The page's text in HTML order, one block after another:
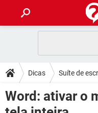
CELULAR
OUTLOOK
INSTAGRAM
DICAS
JOGOS
CELULAR
DOWNLOADS
JOGOS
Dicas Suíte de
Word: ativar o